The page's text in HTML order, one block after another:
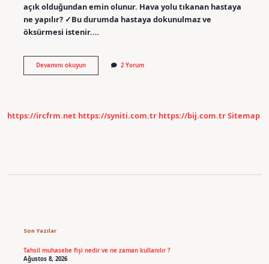
açık olduğundan emin olunur. Hava yolu tıkanan hastaya
ne yapılır? ✓Bu durumda hastaya dokunulmaz ve
öksürmesi istenir.…
Devamını okuyunHava
Yolunu
Hangi
2 Yorum
https://ircfrm.net https://syniti.com.tr https://bij.com.trSitemap
Son Yazılar
Tahsil muhasebe fişi nedir ve ne zaman kullanılır ?
Ağustos 8, 2026